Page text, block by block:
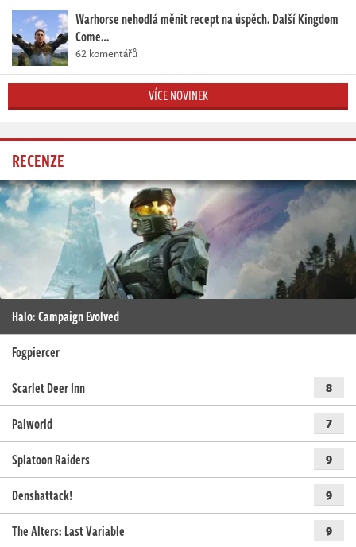
Warhorse nehodlá měnit recept na úspěch. Další Kingdom
Come…
62 komentářů
VÍCE NOVINEK
RECENZE
Halo: Campaign Evolved
Fogpiercer
Scarlet Deer Inn
8
Palworld 7
Splatoon Raiders 9
Denshattack! 9
The Alters: Last Variable 9